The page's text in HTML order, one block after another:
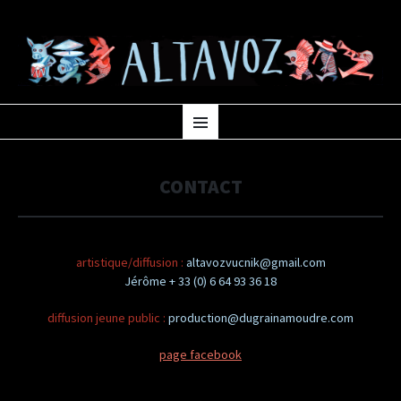
CONTACT
artistique/diffusion : altavozvucnik@gmail.com
Jérôme + 33 (0) 6 64 93 36 18
diffusion jeune public : production@dugrainamoudre.com
page facebook